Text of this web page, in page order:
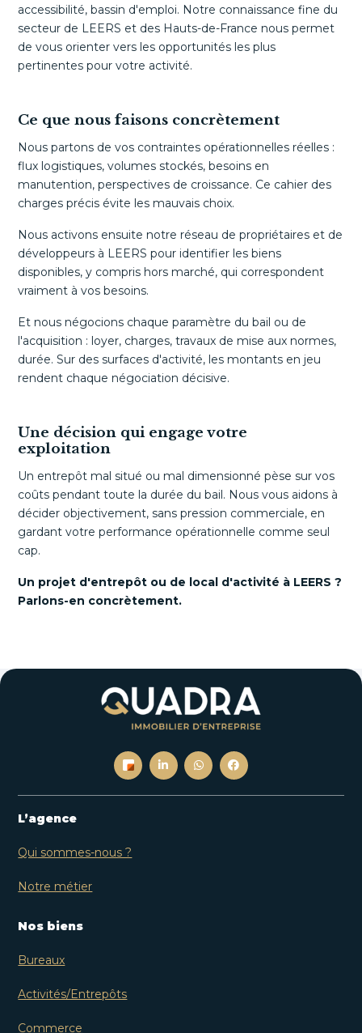
accessibilité, bassin d'emploi. Notre connaissance fine du
secteur de LEERS et des Hauts-de-France nous permet
de vous orienter vers les opportunités les plus
pertinentes pour votre activité.
Ce que nous faisons concrètement
Nous partons de vos contraintes opérationnelles réelles :
flux logistiques, volumes stockés, besoins en
manutention, perspectives de croissance. Ce cahier des
charges précis évite les mauvais choix.
Nous activons ensuite notre réseau de propriétaires et de
développeurs à LEERS pour identifier les biens
disponibles, y compris hors marché, qui correspondent
vraiment à vos besoins.
Et nous négocions chaque paramètre du bail ou de
l'acquisition : loyer, charges, travaux de mise aux normes,
durée. Sur des surfaces d'activité, les montants en jeu
rendent chaque négociation décisive.
Une décision qui engage votre
exploitation
Un entrepôt mal situé ou mal dimensionné pèse sur vos
coûts pendant toute la durée du bail. Nous vous aidons à
décider objectivement, sans pression commerciale, en
gardant votre performance opérationnelle comme seul
cap.
Un projet d'entrepôt ou de local d'activité à LEERS ?
Parlons-en concrètement.
L’agence
Qui sommes-nous ?
Notre métier
Nos biens
Bureaux
Activités/Entrepôts
Commerce